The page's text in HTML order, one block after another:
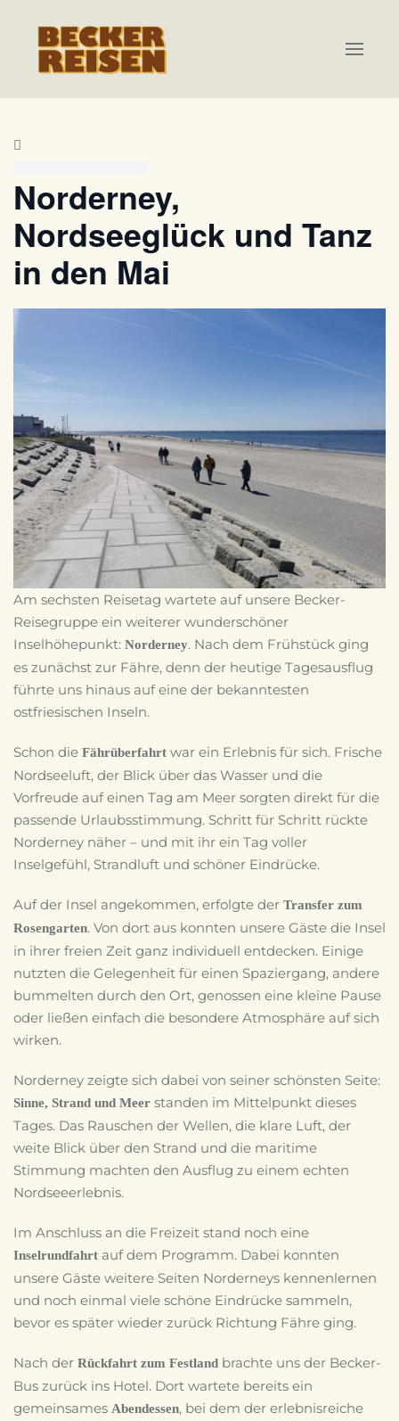
Zum Hauptinhalt springen
Norderney,
Nordseeglück und Tanz
in den Mai
Am sechsten Reisetag wartete auf unsere Becker-
Reisegruppe ein weiterer wunderschöner
Inselhöhepunkt: Norderney. Nach dem Frühstück ging
es zunächst zur Fähre, denn der heutige Tagesausflug
führte uns hinaus auf eine der bekanntesten
ostfriesischen Inseln.
Schon die Fährüberfahrt war ein Erlebnis für sich. Frische
Nordseeluft, der Blick über das Wasser und die
Vorfreude auf einen Tag am Meer sorgten direkt für die
passende Urlaubsstimmung. Schritt für Schritt rückte
Norderney näher – und mit ihr ein Tag voller
Inselgefühl, Strandluft und schöner Eindrücke.
Auf der Insel angekommen, erfolgte der Transfer zum
Rosengarten. Von dort aus konnten unsere Gäste die Insel
in ihrer freien Zeit ganz individuell entdecken. Einige
nutzten die Gelegenheit für einen Spaziergang, andere
bummelten durch den Ort, genossen eine kleine Pause
oder ließen einfach die besondere Atmosphäre auf sich
wirken.
Norderney zeigte sich dabei von seiner schönsten Seite:
Sinne, Strand und Meer standen im Mittelpunkt dieses
Tages. Das Rauschen der Wellen, die klare Luft, der
weite Blick über den Strand und die maritime
Stimmung machten den Ausflug zu einem echten
Nordseeerlebnis.
Im Anschluss an die Freizeit stand noch eine
Inselrundfahrt auf dem Programm. Dabei konnten
unsere Gäste weitere Seiten Norderneys kennenlernen
und noch einmal viele schöne Eindrücke sammeln,
bevor es später wieder zurück Richtung Fähre ging.
Nach der Rückfahrt zum Festland brachte uns der Becker-
Bus zurück ins Hotel. Dort wartete bereits ein
gemeinsames Abendessen, bei dem der erlebnisreiche